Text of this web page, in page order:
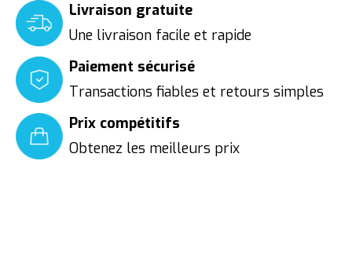
Livraison gratuite
Une livraison facile et rapide
Paiement sécurisé
Transactions fiables et retours simples
Prix compétitifs
Obtenez les meilleurs prix